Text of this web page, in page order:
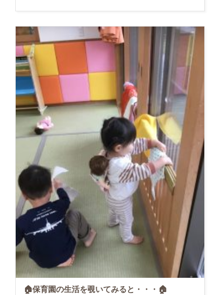
🏠保育園の生活を覗いてみると・・・🏠